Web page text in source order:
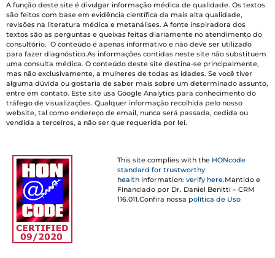
A função deste site é divulgar informação médica de qualidade. Os textos
são feitos com base em evidência científica da mais alta qualidade,
revisões na literatura médica e metanálises. A fonte inspiradora dos
textos são as perguntas e queixas feitas diariamente no atendimento do
consultório. O conteúdo é apenas informativo e não deve ser utilizado
para fazer diagnóstico.As informações contidas neste site não substituem
uma consulta médica. O conteúdo deste site destina-se principalmente,
mas não exclusivamente, a mulheres de todas as idades. Se você tiver
alguma dúvida ou gostaria de saber mais sobre um determinado assunto,
entre em contato. Este site usa Google Analytics para conhecimento do
tráfego de visualizações. Qualquer informação recolhida pelo nosso
website, tal como endereço de email, nunca será passada, cedida ou
vendida a terceiros, a não ser que requerida por lei.
This site complies with the HONcode
standard for trustworthy
health information:verify here.Mantido e
Financiado por Dr. Daniel Benitti – CRM
116.011.Confira nossa política de Uso